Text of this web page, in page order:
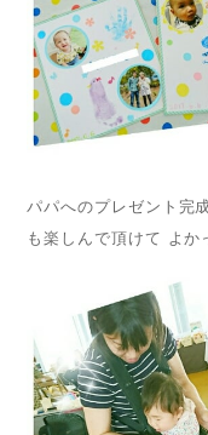
パパへのプレゼント完
も楽しんで頂けて よか